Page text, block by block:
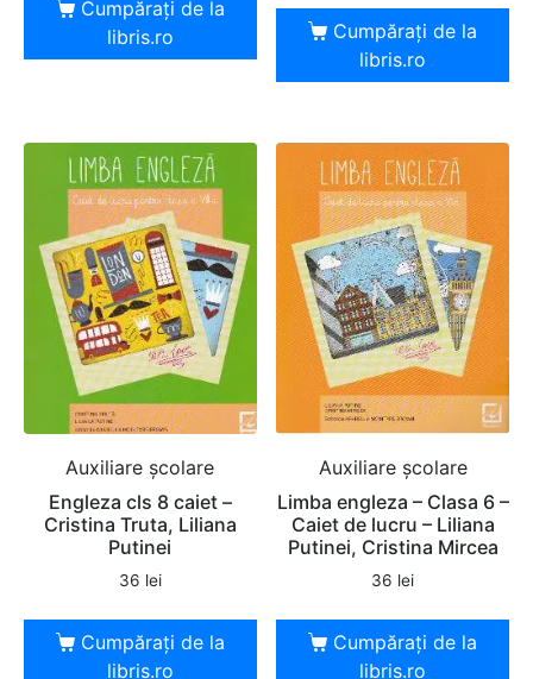
Cumpărați de la
libris.ro
Cumpărați de la
libris.ro
Auxiliare şcolare
Engleza cls 8 caiet –
Cristina Truta, Liliana
Putinei
36 lei
Cumpărați de la
libris.ro
Auxiliare şcolare
Limba engleza – Clasa 6 –
Caiet de lucru – Liliana
Putinei, Cristina Mircea
36 lei
Cumpărați de la
libris.ro